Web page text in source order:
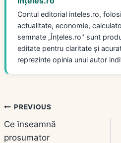
Contul editorial inteles.ro,
actualitate, economie,
semnate „Înțeles.ro" sunt
editate pentru claritate și
reprezinte opinia unui autor
Navigare
în
PREVIOUS
Ce înseamnă
prosumator